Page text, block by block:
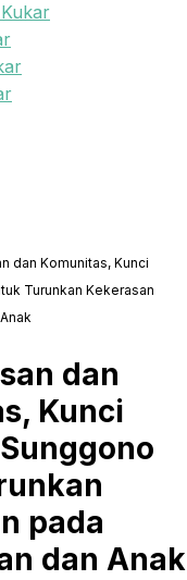
dan Komunitas, Kunci
Turunkan Kekerasan
dan
Kunci
pada
dan Anak